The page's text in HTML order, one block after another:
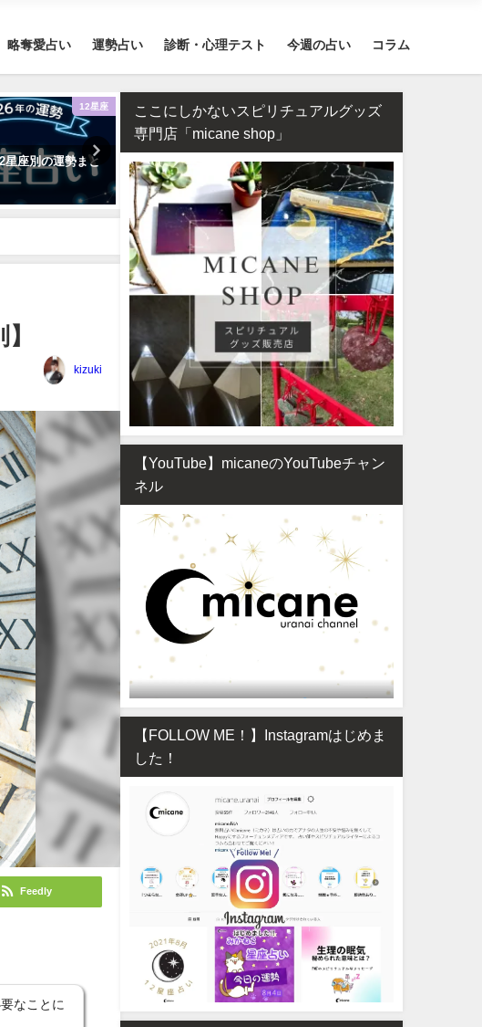
略奪愛占い 運勢占い 診断・心理テスト 今週の占い コラム
12星座
星座別の運勢まと
運勢占い
2026年運勢ランキング！366日の
誕生日を占いました！
何もかもうまくいく強力開
ち受け2026年版【幸運待ち
最強無料】
kizuki
Feedly
なことに
ここにしかないスピリチュアルグッズ
専門店「micane shop」
【YouTube】micaneのYouTubeチャン
ネル
【FOLLOW ME！】Instagramはじめま
した！